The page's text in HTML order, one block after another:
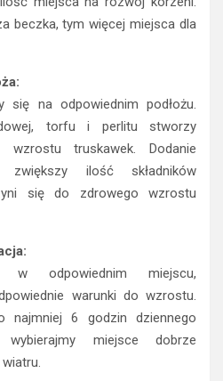
beczka, tym więcej miejsca dla
się na odpowiednim podłożu.
torfu i perlitu stworzy
wzrostu truskawek. Dodanie
zwiększy ilość składników
się do zdrowego wzrostu
w odpowiednim miejscu,
warunki do wzrostu.
najmniej 6 godzin dziennego
wybierajmy miejsce dobrze